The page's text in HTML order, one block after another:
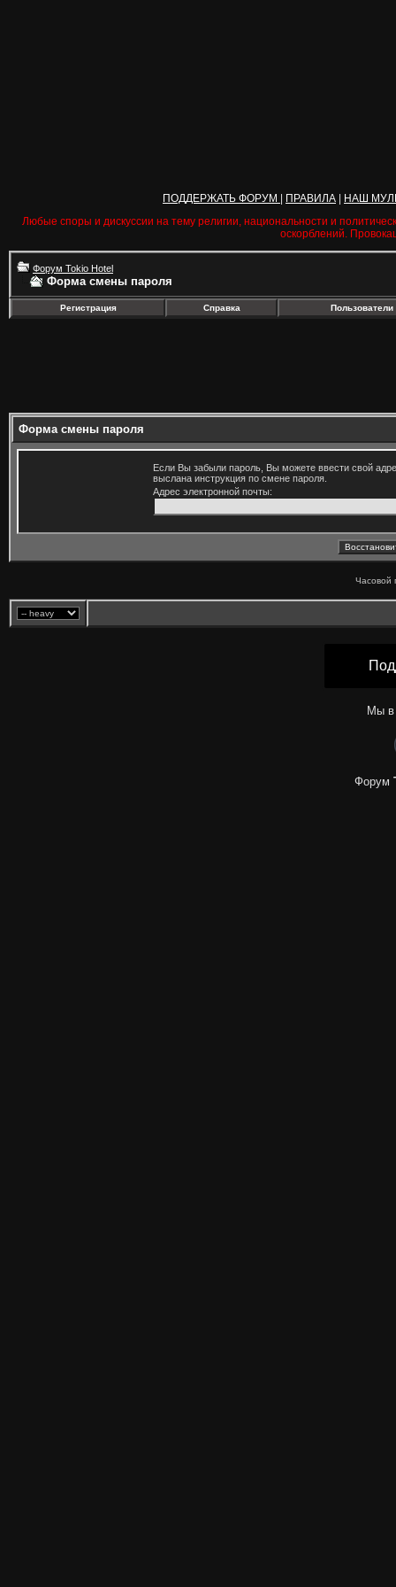
ПОДДЕРЖАТЬ ФОРУМ ПРАВИЛА
НАШ
Любые споры и дискуссии на тему религии, национальности и
оскорблений.
Форум Tokio Hotel
Форма смены пароля
Регистрация Справка Пользователи
Форма смены пароля
Если Вы забыли пароль, Вы можете ввести свой
выслана инструкция по смене пароля.
Адрес электронной почты:
Часовой
Мы в
Форум